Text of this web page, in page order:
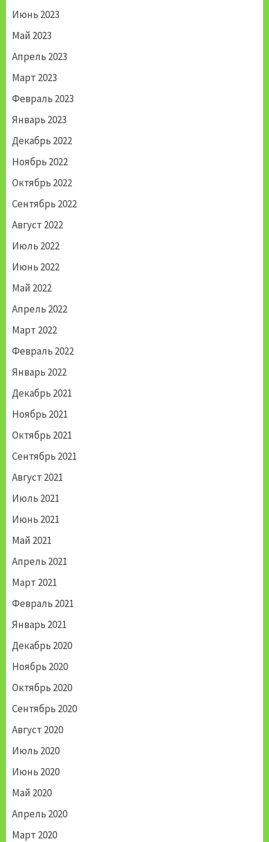
Июнь 2023
Май 2023
Апрель 2023
Март 2023
Февраль 2023
Январь 2023
Декабрь 2022
Ноябрь 2022
Октябрь 2022
Сентябрь 2022
Август 2022
Июль 2022
Июнь 2022
Май 2022
Апрель 2022
Март 2022
Февраль 2022
Январь 2022
Декабрь 2021
Ноябрь 2021
Октябрь 2021
Сентябрь 2021
Август 2021
Июль 2021
Июнь 2021
Май 2021
Апрель 2021
Март 2021
Февраль 2021
Январь 2021
Декабрь 2020
Ноябрь 2020
Октябрь 2020
Сентябрь 2020
Август 2020
Июль 2020
Июнь 2020
Май 2020
Апрель 2020
Март 2020